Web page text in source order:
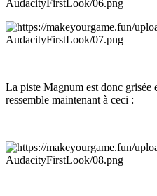
La piste Magnum est donc grisée
ressemble maintenant à ceci :